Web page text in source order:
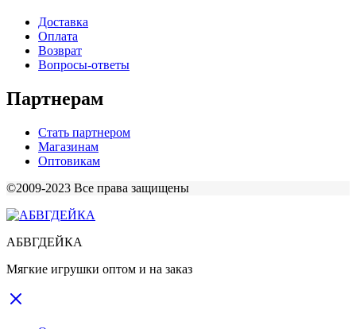
Доставка
Оплата
Возврат
Вопросы-ответы
Партнерам
Стать партнером
Магазинам
Оптовикам
©2009-2023 Все права защищены
АБВГДЕЙКА
Мягкие игрушки оптом и на заказ